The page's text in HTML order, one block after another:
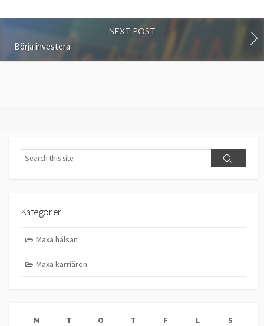
NEXT POST
Börja investera
Search
Search
Kategorier
Maxa hälsan
Maxa karriären
M T O T F L
S